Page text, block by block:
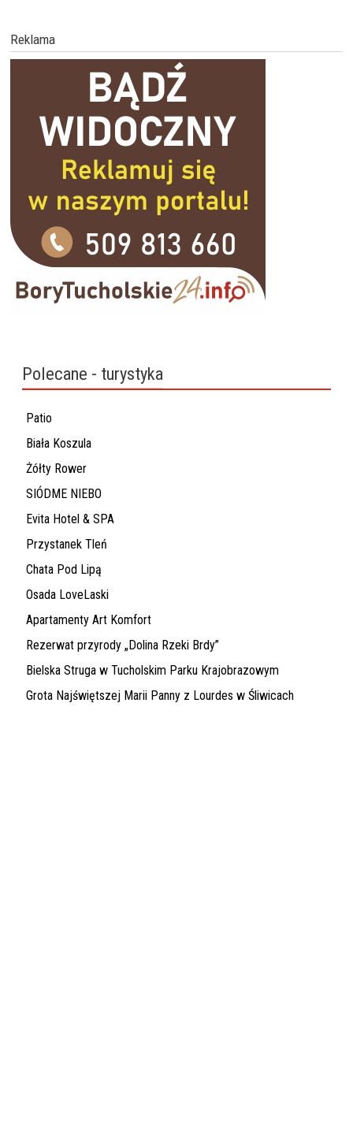
Reklama
Polecane - turystyka
Patio
Biała Koszula
Żółty Rower
SIÓDME NIEBO
Evita Hotel & SPA
Przystanek Tleń
Chata Pod Lipą
Osada LoveLaski
Apartamenty Art Komfort
Rezerwat przyrody „Dolina Rzeki Brdy”
Bielska Struga w Tucholskim Parku Krajobrazowym
Grota Najświętszej Marii Panny z Lourdes w Śliwicach